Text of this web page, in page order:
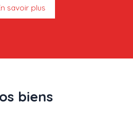
savoir plus
biens